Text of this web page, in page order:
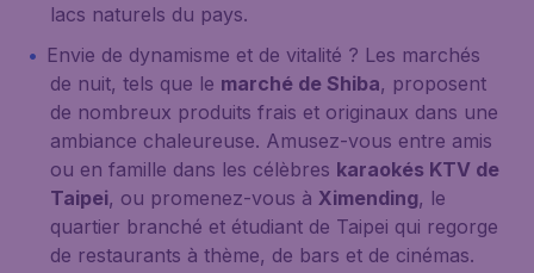
lacs naturels du pays.
Envie de dynamisme et de vitalité ? Les marchés
de nuit, tels que le marché de Shiba, proposent
de nombreux produits frais et originaux dans une
ambiance chaleureuse. Amusez-vous entre amis
ou en famille dans les célèbres karaokés KTV de
Taipei, ou promenez-vous à Ximending, le
quartier branché et étudiant de Taipei qui regorge
de restaurants à thème, de bars et de cinémas.